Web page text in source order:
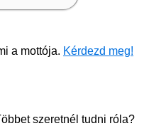
a mottója. Kérdezd meg!
szeretnél tudni róla?